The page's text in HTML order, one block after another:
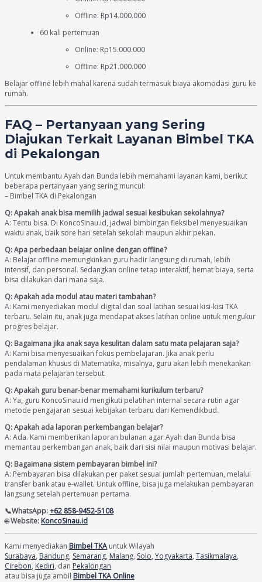
Offline: Rp14.000.000
60 kali pertemuan
Online: Rp15.000.000
Offline: Rp21.000.000
Belajar offline lebih mahal karena sudah termasuk biaya akomodasi guru ke
rumah.
FAQ – Pertanyaan yang Sering
Diajukan Terkait Layanan Bimbel TKA
di Pekalongan
Untuk membantu Ayah dan Bunda lebih memahami layanan kami, berikut
beberapa pertanyaan yang sering muncul:
– Bimbel TKA di Pekalongan
Q: Apakah anak bisa memilih jadwal sesuai kesibukan sekolahnya?
A: Tentu bisa. Di KoncoSinau.id, jadwal bimbingan fleksibel menyesuaikan
waktu anak, baik sore hari setelah sekolah maupun akhir pekan.
Q: Apa perbedaan belajar online dengan offline?
A: Belajar offline memungkinkan guru hadir langsung di rumah, lebih
intensif, dan personal. Sedangkan online tetap interaktif, hemat biaya, serta
bisa dilakukan dari mana saja.
Q: Apakah ada modul atau materi tambahan?
A: Kami menyediakan modul digital dan soal latihan sesuai kisi-kisi TKA
terbaru. Selain itu, anak juga mendapat akses latihan online untuk mengukur
progres belajar.
Q: Bagaimana jika anak saya kesulitan dalam satu mata pelajaran saja?
A: Kami bisa menyesuaikan fokus pembelajaran. Jika anak perlu
pendalaman khusus di Matematika, misalnya, guru akan lebih menekankan
pada mata pelajaran tersebut.
Q: Apakah guru benar-benar memahami kurikulum terbaru?
A: Ya, guru KoncoSinau.id mengikuti pelatihan internal secara rutin agar
metode pengajaran sesuai kebijakan terbaru dari Kemendikbud.
Q: Apakah ada laporan perkembangan belajar?
A: Ada. Kami memberikan laporan bulanan agar Ayah dan Bunda bisa
memantau perkembangan anak, baik dari sisi nilai maupun motivasi belajar.
Q: Bagaimana sistem pembayaran bimbel ini?
A: Pembayaran bisa dilakukan per paket sesuai jumlah pertemuan, melalui
transfer bank atau e-wallet. Untuk offline, bisa juga melakukan pembayaran
langsung setelah pertemuan pertama.
📞WhatsApp:+62 858-9452-5108
🌐Website: KoncoSinau.id
Kami menyediakan Bimbel TKA untuk Wilayah
Surabaya, Bandung, Semarang, Malang, Solo, Yogyakarta, Tasikmalaya,
Cirebon, Kediri, dan Pekalongan
atau bisa juga ambil Bimbel TKA Online